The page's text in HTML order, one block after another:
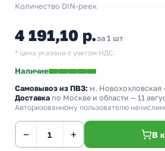
Количество DIN-реек
4 191,10 р.за 1 шт
* цена указана с учетом НДС.
Наличие
Самовывоз из ПВЗ: м. Новохохловская
Доставка по Москве и области — 11
Авторизованному пользователю начислим
− + В